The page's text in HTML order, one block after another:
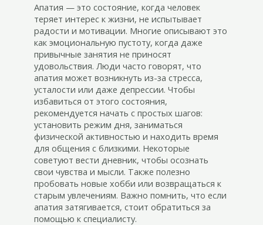
Апатия — это состояние, когда человек
теряет интерес к жизни, не испытывает
радости и мотивации. Многие описывают это
как эмоциональную пустоту, когда даже
привычные занятия не приносят
удовольствия. Люди часто говорят, что
апатия может возникнуть из-за стресса,
усталости или даже депрессии. Чтобы
избавиться от этого состояния,
рекомендуется начать с простых шагов:
установить режим дня, заниматься
физической активностью и находить время
для общения с близкими. Некоторые
советуют вести дневник, чтобы осознать
свои чувства и мысли. Также полезно
пробовать новые хобби или возвращаться к
старым увлечениям. Важно помнить, что если
апатия затягивается, стоит обратиться за
помощью к специалисту.